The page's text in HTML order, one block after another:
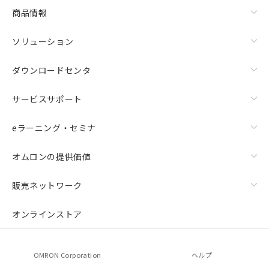
商品情報
ソリューション
ダウンロードセンタ
サービスサポート
eラーニング・セミナ
オムロンの提供価値
販売ネットワーク
オンラインストア
OMRON Corporation ヘルプ